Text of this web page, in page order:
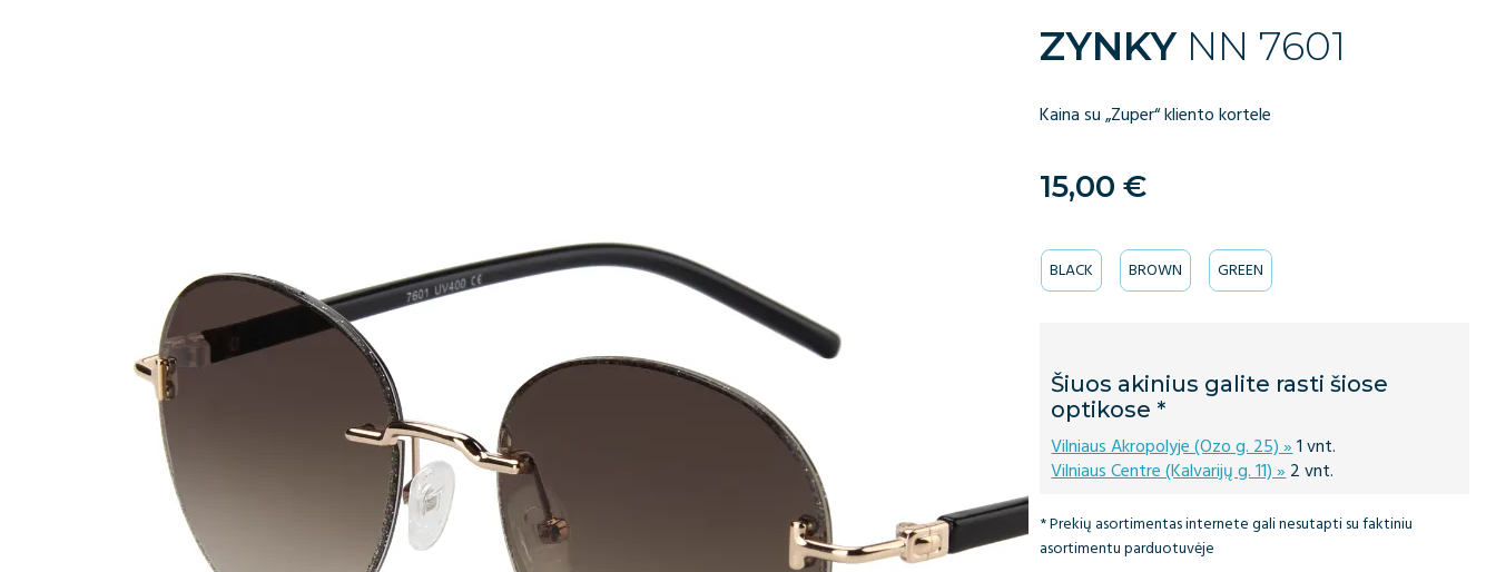
ZYNKY NN 7601
Kaina su „Zuper“ kliento kortele
15,00€
BLACK BROWN GREEN
Šiuos akinius galite rasti šiose
optikose *
Vilniaus Akropolyje (Ozo g. 25) »1 vnt.
Vilniaus Centre (Kalvarijų g. 11) »2 vnt.
* Prekių asortimentas internete gali nesutapti su faktiniu
asortimentu parduotuvėje